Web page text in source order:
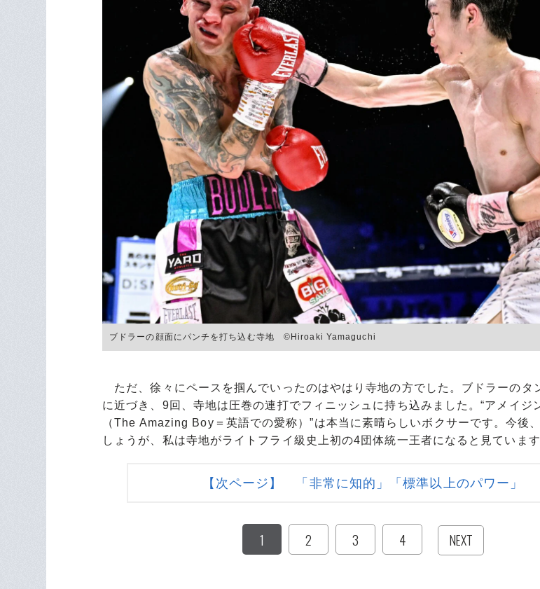
ブドラーの顔面にパンチを打ち込む寺地 ©︎Hiroaki Yamaguchi
ただ、徐々にペースを掴んでいったのはやはり寺地の方でした。ブドラーのタ
に近づき、9回、寺地は圧巻の連打でフィニッシュに持ち込みました。“アメイジ
（The Amazing Boy＝英語での愛称）”は本当に素晴らしいボクサーです。今後
しょうが、私は寺地がライトフライ級史上初の4団体統一王者になると見ています
【次ページ】 「非常に知的」「標準以上のパワー」
1 2 3 4 NEXT